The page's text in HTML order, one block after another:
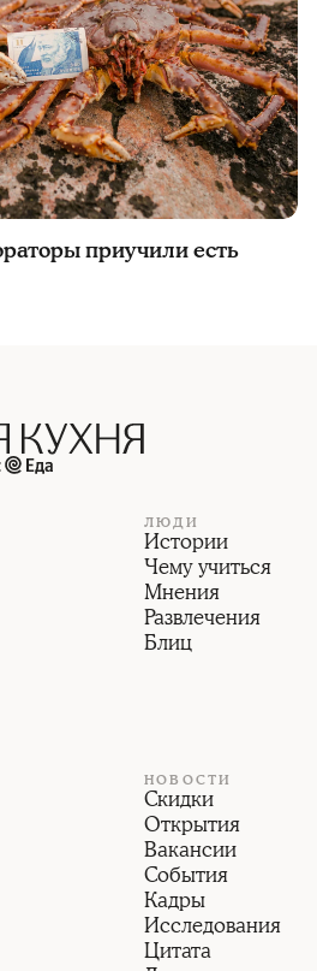
приучили есть
ЛЮДИ
Истории
Чему учиться
Мнения
Развлечения
Блиц
НОВОСТИ
Скидки
Открытия
Вакансии
События
Кадры
Исследования
Цитата